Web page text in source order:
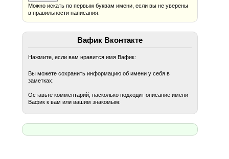
Можно искать по первым буквам имени, если вы не уверены
в правильности написания.
Вафик Вконтакте
Нажмите, если вам нравится имя Вафик:
Вы можете сохранить информацию об имени у себя в
заметках:
Оставьте комментарий, насколько подходит описание имени
Вафик к вам или вашим знакомым: